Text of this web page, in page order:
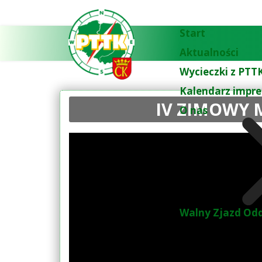
Start
Aktualności
Wycieczki z
Kalendarz
O nas
Walny Zjazd
IV ZIMOWY